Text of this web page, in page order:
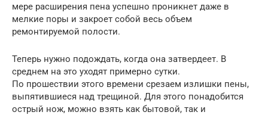
мере расширения пена успешно проникнет даже в
мелкие поры и закроет собой весь объем
ремонтируемой полости.
Теперь нужно подождать, когда она затвердеет. В
среднем на это уходят примерно сутки.
По прошествии этого времени срезаем излишки пены,
выпятившиеся над трещиной. Для этого понадобится
острый нож, можно взять как бытовой, так и